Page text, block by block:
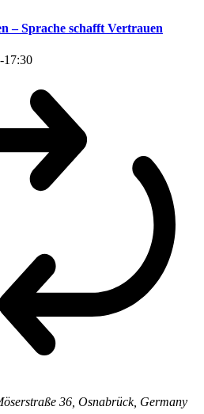
– Sprache schafft Vertrauen
-17:30
36, Osnabrück, Germany